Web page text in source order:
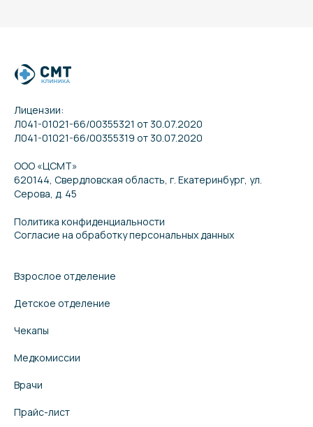
Лицензии:
Л041-01021-66/00355321 от 30.07.2020
Л041-01021-66/00355319 от 30.07.2020
ООО «ЦСМТ»
620144, Свердловская область, г. Екатеринбург, ул.
Серова, д. 45
Политика конфиденциальности
Согласие на обработку персональных данных
Взрослое отделение
Детское отделение
Чекапы
Медкомиссии
Врачи
Прайс-лист